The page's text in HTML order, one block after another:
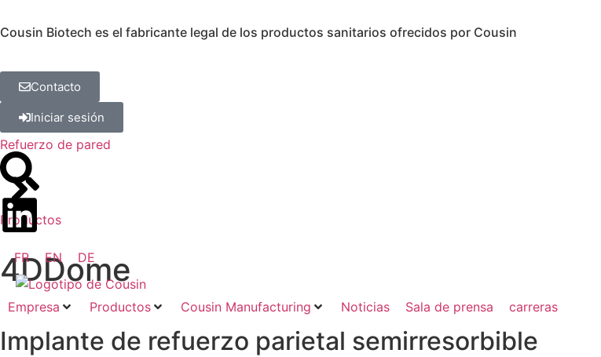
Cousin Biotech es el fabricante legal de los productos sanitarios ofrecidos por Cousin
Contacto
Iniciar sesión
FR EN DE
Empresa Productos Cousin Manufacturing Noticias Sala de prensa carreras
Refuerzo de pared
Productos
4DDome
Implante de refuerzo parietal semirresorbible